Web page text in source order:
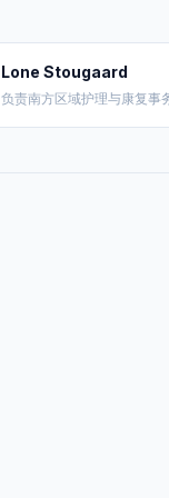
Lone Stougaard
负责南方区域护理与康复事